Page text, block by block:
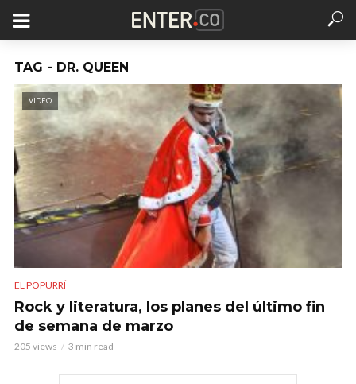
TAG - DR. QUEEN
VIDEO
EL POPURRÍ
Rock y literatura, los planes del último fin
de semana de marzo
205 views 3 min read